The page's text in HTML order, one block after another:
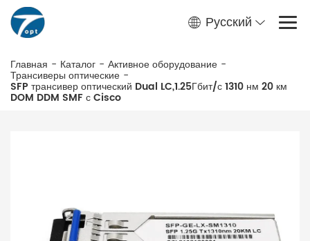
Русский
Главная - Каталог - Активное оборудование -
Трансиверы оптические -
SFP трансивер оптический Dual LC,1.25Гбит/с 1310 нм 20 км
DOM DDM SMF с Cisco